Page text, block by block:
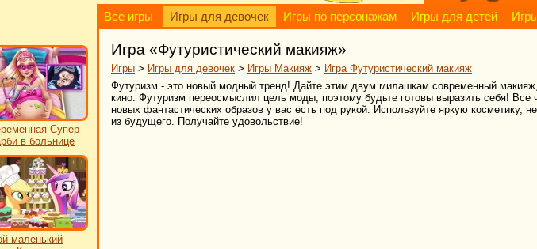
Все игры Игры для девочек Игры по персонажам Игры для детей
Супер
в больнице
маленький
Игра «Футуристический макияж»
Игры > Игры для девочек > Игры Макияж > Игра Футуристический макияж
Футуризм - это новый модный тренд! Дайте этим двум милашкам современный
кино. Футуризм переосмыслил цель моды, поэтому будьте готовы выразить себя! Все
новых фантастических образов у вас есть под рукой. Используйте яркую косметику,
из будущего. Получайте удовольствие!